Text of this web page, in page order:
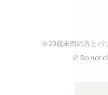
※20歳未満の方とパ
※ Do not